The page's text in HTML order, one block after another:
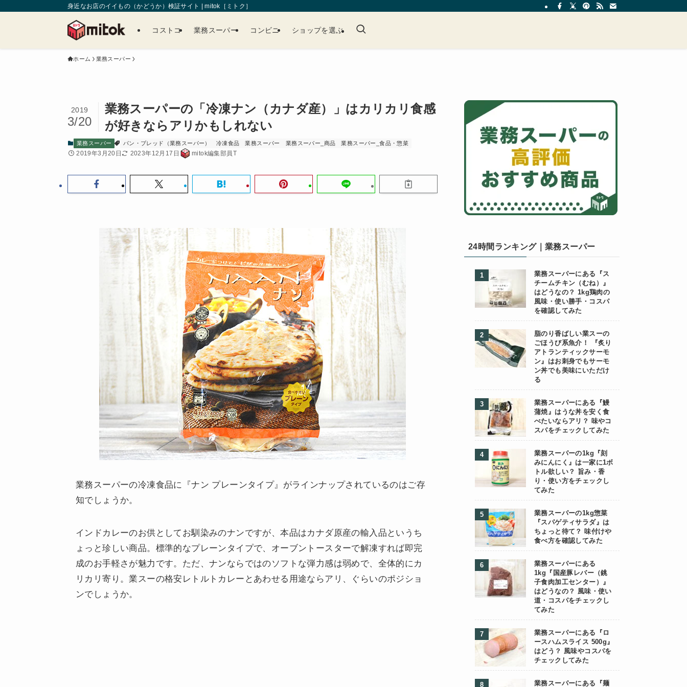
身近なお店のイイもの（かどうか）検証サイト | mitok［ミトク］
コストコ 業務スーパー コンビニ ショップを選ぶ
ホーム 業務スーパー
業務スーパーの「冷凍ナン（カナダ産）」はカリカリ食感
が好きならアリかもしれない
2019
3/20
業務スーパー パン・ブレッド（業務スーパー） 冷凍食品 業務スーパー 業務スーパー_商品 業務スーパー_食品・惣菜
2019年3月20日 2023年12月17日 mitok編集部員T
業務スーパーの冷凍食品に『ナン プレーンタイプ』がラインナップされているのはご存
知でしょうか。
インドカレーのお供としてお馴染みのナンですが、本品はカナダ原産の輸入品というち
ょっと珍しい商品。標準的なプレーンタイプで、オーブントースターで解凍すれば即完
成のお手軽さが魅力です。ただ、ナンならではのソフトな弾力感は弱めで、全体的にカ
リカリ寄り。業スーの格安レトルトカレーとあわせる用途ならアリ、ぐらいのポジショ
ンでしょうか。
24時間ランキング｜業務スーパー
業務スーパーにある『ス
チームチキン（むね）』
はどうなの？ 1kg鶏肉の
風味・使い勝手・コスパ
を確認してみた
脂のり香ばしい業スーの
ごほうび系魚介！ 『炙り
アトランティックサーモ
ン』はお刺身でもサーモ
ン丼でも美味にいただけ
る
業務スーパーにある『鰻
蒲焼』はうな丼を安く食
べたいならアリ？ 味やコ
スパをチェックしてみた
業務スーパーの1kg『刻
みにんにく』は一家に1ボ
トル欲しい？ 旨み・香
り・使い方をチェックし
てみた
業務スーパーの1kg惣菜
『スパゲティサラダ』は
ちょっと待て？ 味付けや
食べ方を確認してみた
業務スーパーにある
1kg『国産豚レバー（銚
子食肉加工センター）』
はどうなの？ 風味・使い
道・コスパをチェックし
てみた
業務スーパーにある『ロ
ースハムスライス 500g』
はどう？ 風味やコスパを
チェックしてみた
業務スーパーにある『麺